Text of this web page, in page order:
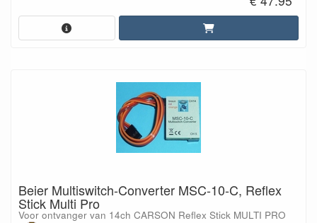
Beier Multiswitch-Converter MSC-10-C, Reflex
Stick Multi Pro
Voor ontvanger van 14ch CARSON Reflex Stick MULTI PRO